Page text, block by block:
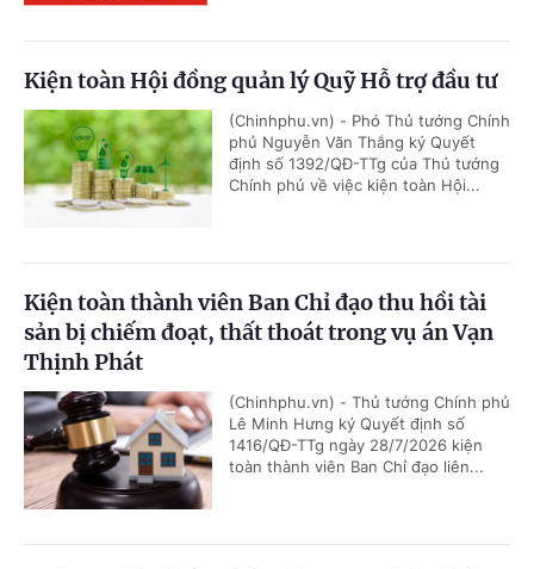
Kiện toàn Hội đồng quản lý Quỹ Hỗ trợ đầu tư
(Chinhphu.vn) - Phó Thủ tướng Chính
phủ Nguyễn Văn Thắng ký Quyết
định số 1392/QĐ-TTg của Thủ tướng
Chính phủ về việc kiện toàn Hội...
Kiện toàn thành viên Ban Chỉ đạo thu hồi tài
sản bị chiếm đoạt, thất thoát trong vụ án Vạn
Thịnh Phát
(Chinhphu.vn) - Thủ tướng Chính phủ
Lê Minh Hưng ký Quyết định số
1416/QĐ-TTg ngày 28/7/2026 kiện
toàn thành viên Ban Chỉ đạo liên...